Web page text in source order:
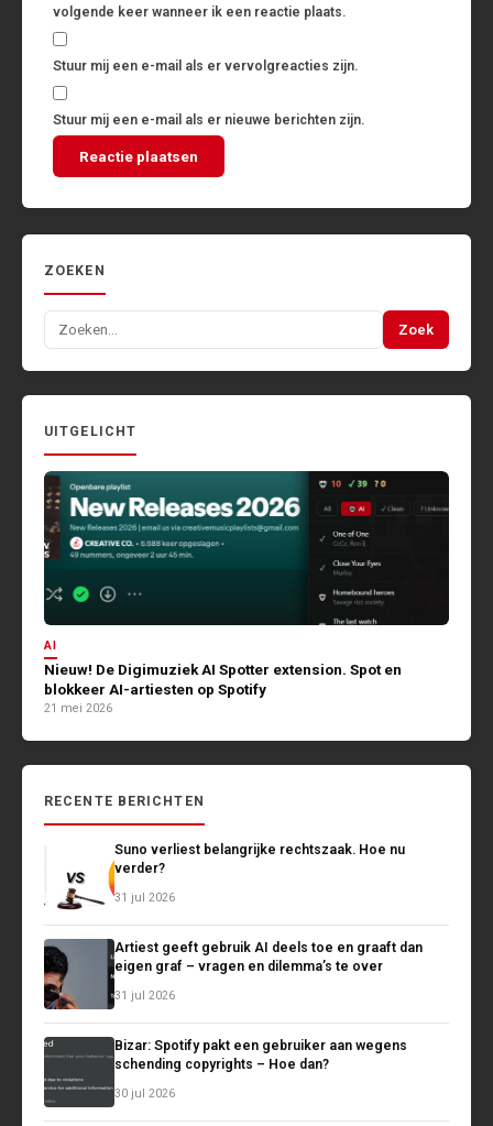
volgende keer wanneer ik een reactie plaats.
Stuur mij een e-mail als er vervolgreacties zijn.
Stuur mij een e-mail als er nieuwe berichten zijn.
ZOEKEN
Zoeken
naar:
Zoek
UITGELICHT
AI
Nieuw! De Digimuziek AI Spotter extension. Spot en
blokkeer AI-artiesten op Spotify
21 mei 2026
RECENTE BERICHTEN
Suno verliest belangrijke rechtszaak. Hoe nu
verder?
31 jul 2026
Artiest geeft gebruik AI deels toe en graaft dan
eigen graf – vragen en dilemma’s te over
31 jul 2026
Bizar: Spotify pakt een gebruiker aan wegens
schending copyrights – Hoe dan?
30 jul 2026